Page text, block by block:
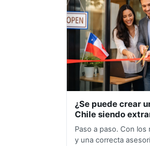
¿Se puede crear
Chile siendo
Paso a paso. Con
y una correcta